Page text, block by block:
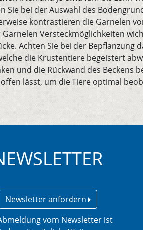
Sie bei der Auswahl des
kontrastieren die Garnelen
Versteckmöglichkeiten
Achten Sie bei der Bepflanzung
die Krustentiere begeistert
und die Rückwand des Beckens
lässt, um die Tiere optimal
Newsletter anfordern
vom Newsletter ist